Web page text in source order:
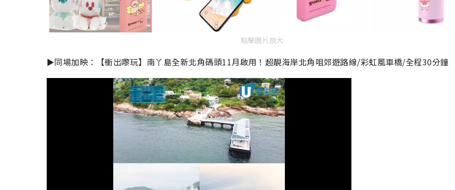
點擊圖片放大
►同場加映：【衝出嚟玩】南丫島全新北角碼頭11月啟用！超靚海岸北角咀郊遊路線/彩虹風車橋/全程30分鐘